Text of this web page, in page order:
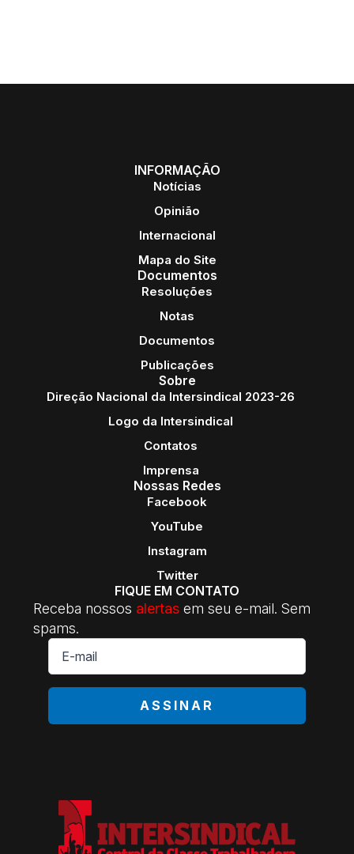
INFORMAÇÃO
Notícias
Opinião
Internacional
Mapa do Site
Documentos
Resoluções
Notas
Documentos
Publicações
Sobre
Direção Nacional da Intersindical 2023-26
Logo da Intersindical
Contatos
Imprensa
Nossas Redes
Facebook
YouTube
Instagram
Twitter
FIQUE EM CONTATO
Receba nossos alertas em seu e-mail. Sem
spams.
E-
mail
ASSINAR